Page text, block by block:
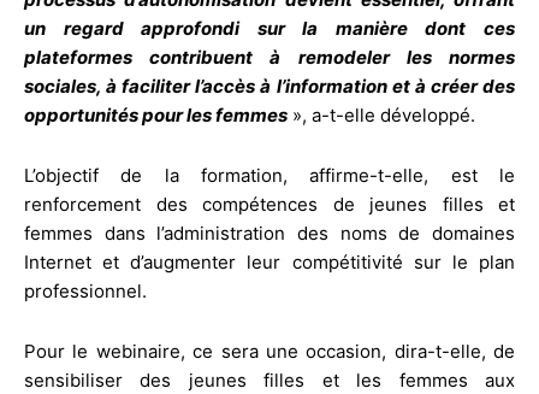
un regard approfondi sur la manière dont ces
plateformes contribuent à remodeler les normes
sociales, à faciliter l’accès à l’information et à créer des
opportunités pour les femmes », a-t-elle développé.
L’objectif de la formation, affirme-t-elle, est le
renforcement des compétences de jeunes filles et
femmes dans l’administration des noms de domaines
Internet et d’augmenter leur compétitivité sur le plan
professionnel.
Pour le webinaire, ce sera une occasion, dira-t-elle, de
sensibiliser des jeunes filles et les femmes aux